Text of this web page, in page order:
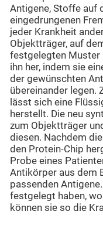
Antigene, Stoffe auf
eingedrungenen
jeder Krankheit
Objektträger, auf
festgelegten Muster
ihn her, indem sie
der gewünschten
übereinander legen.
lässt sich eine
herstellt. Die neu
zum Objektträger
diesen. Nachdem
den Protein-Chip
Probe eines
Antikörper aus dem
passenden
festgelegt haben,
können sie so die